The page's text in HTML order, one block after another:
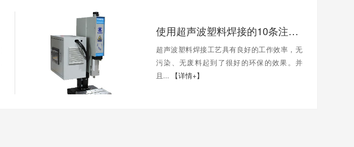
使用超声波塑料焊接的10条注意事项
超声波塑料焊接工艺具有良好的工作效率，无
污染、无废料起到了很好的环保的效果。并
且...
【详情+】